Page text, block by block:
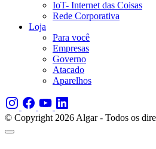
IoT- Internet das Coisas
Rede Corporativa
Loja
Para você
Empresas
Governo
Atacado
Aparelhos
© Copyright 2026 Algar - Todos os